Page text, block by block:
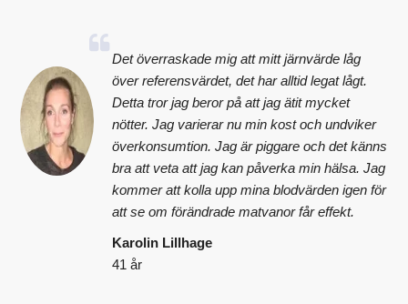
Det överraskade mig att mitt järnvärde låg
över referensvärdet, det har alltid legat lågt.
Detta tror jag beror på att jag ätit mycket
nötter. Jag varierar nu min kost och undviker
överkonsumtion. Jag är piggare och det känns
bra att veta att jag kan påverka min hälsa. Jag
kommer att kolla upp mina blodvärden igen för
att se om förändrade matvanor får effekt.
Karolin Lillhage
41 år